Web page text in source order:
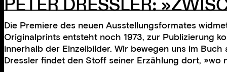
PETER DRESSLER:
Die Premiere des neuen Ausstellungsformates
Originalprints entsteht noch 1973, zur Publizierung
innerhalb der Einzelbilder. Wir bewegen uns im
Dressler findet den Stoff seiner Erzählung dort, »wo